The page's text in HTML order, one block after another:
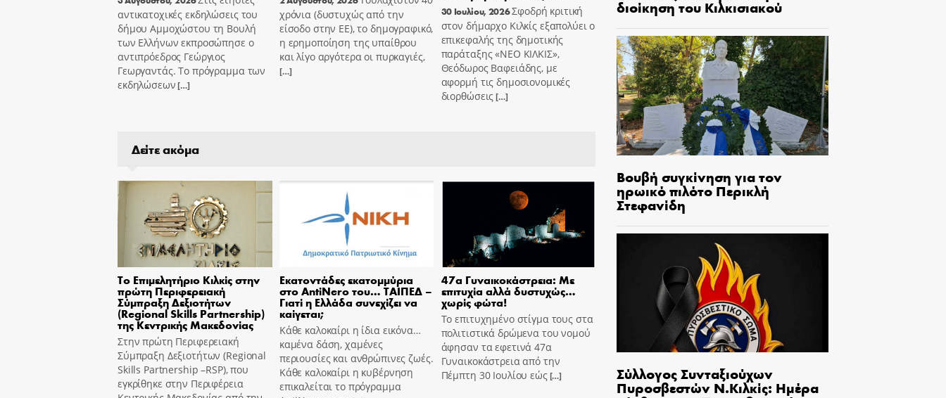
αντικατοχικές εκδηλώσεις του
δήμου Αμμοχώστου τη Βουλή
των Ελλήνων εκπροσώπησε ο
αντιπρόεδρος Γεώργιος
Γεωργαντάς. Το πρόγραμμα των
εκδηλώσεων[…]
χρόνια (δυστυχώς από την
είσοδο στην ΕΕ), το δημογραφικό,
η ερημοποίηση της υπαίθρου
και λίγο αργότερα οι πυρκαγιές,
[…]
30 Ιουλίου, 2026Σφοδρή κριτική
στον δήμαρχο Κιλκίς εξαπολύει ο
επικεφαλής της δημοτικής
παράταξης «ΝΕΟ ΚΙΛΚΙΣ»,
Θεόδωρος Βαφειάδης, με
αφορμή τις δημοσιονομικές
διορθώσεις[…]
Δείτε ακόμα
Το Επιμελητήριο Κιλκίς στην
πρώτη Περιφερειακή
Σύμπραξη Δεξιοτήτων
(Regional Skills Partnership)
της Κεντρικής Μακεδονίας
Στην πρώτη Περιφερειακή
Σύμπραξη Δεξιοτήτων (Regional
Skills Partnership –RSP), που
εγκρίθηκε στην Περιφέρεια
Εκατοντάδες εκατομμύρια
στο AntiNero του… ΤΑΙΠΕΔ –
Γιατί η Ελλάδα συνεχίζει να
καίγεται;
Κάθε καλοκαίρι η ίδια εικόνα…
καμένα δάση, χαμένες
περιουσίες και ανθρώπινες ζωές.
Κάθε καλοκαίρι η κυβέρνηση
επικαλείται το πρόγραμμα
47α Γυναικοκάστρεια: Με
επιτυχία αλλά δυστυχώς…
χωρίς φώτα!
Το επιτυχημένο στίγμα τους στα
πολιτιστικά δρώμενα του νομού
άφησαν τα εφετινά 47α
Γυναικοκάστρεια από την
Πέμπτη 30 Ιουλίου εώς[…]
διοίκηση του Κιλκισιακού
Βουβή συγκίνηση για τον
ηρωικό πιλότο Περικλή
Στεφανίδη
Σύλλογος Συνταξιούχων
Πυροσβεστών Ν.Κιλκίς: Ημέρα